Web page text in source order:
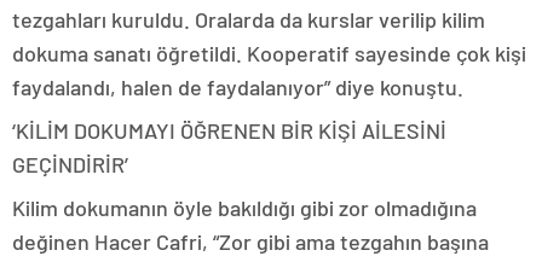
tezgahları kuruldu. Oralarda da kurslar verilip kilim
dokuma sanatı öğretildi. Kooperatif sayesinde çok kişi
faydalandı, halen de faydalanıyor” diye konuştu.
‘KİLİM DOKUMAYI ÖĞRENEN BİR KİŞİ AİLESİNİ
GEÇİNDİRİR’
Kilim dokumanın öyle bakıldığı gibi zor olmadığına
değinen Hacer Cafri, “Zor gibi ama tezgahın başına